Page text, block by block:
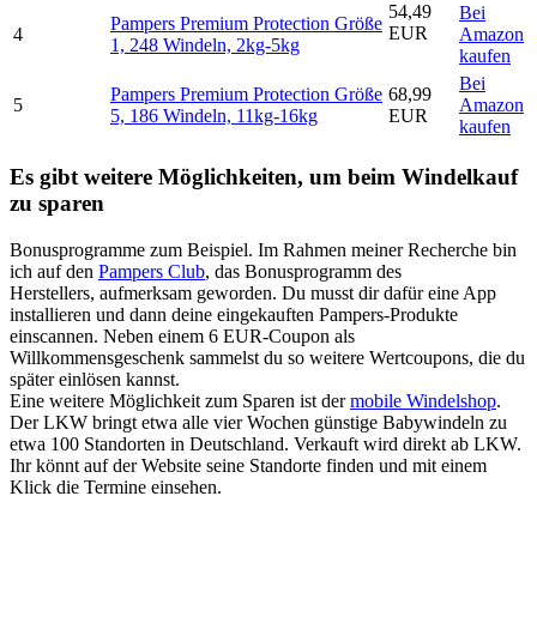
4
Pampers Premium Protection Größe
1, 248 Windeln, 2kg-5kg
54,49
EUR
Bei
Amazon
kaufen
5
Pampers Premium Protection Größe
5, 186 Windeln, 11kg-16kg
68,99
EUR
Bei
Amazon
kaufen
Es gibt weitere Möglichkeiten, um beim Windelkauf
zu sparen
Bonusprogramme zum Beispiel. Im Rahmen meiner Recherche bin
ich auf den Pampers Club, das Bonusprogramm des
Herstellers, aufmerksam geworden. Du musst dir dafür eine App
installieren und dann deine eingekauften Pampers-Produkte
einscannen. Neben einem 6 EUR-Coupon als
Willkommensgeschenk sammelst du so weitere Wertcoupons, die du
später einlösen kannst.
Eine weitere Möglichkeit zum Sparen ist dermobile Windelshop.
Der LKW bringt etwa alle vier Wochen günstige Babywindeln zu
etwa 100 Standorten in Deutschland. Verkauft wird direkt ab LKW.
Ihr könnt auf der Website seine Standorte finden und mit einem
Klick die Termine einsehen.